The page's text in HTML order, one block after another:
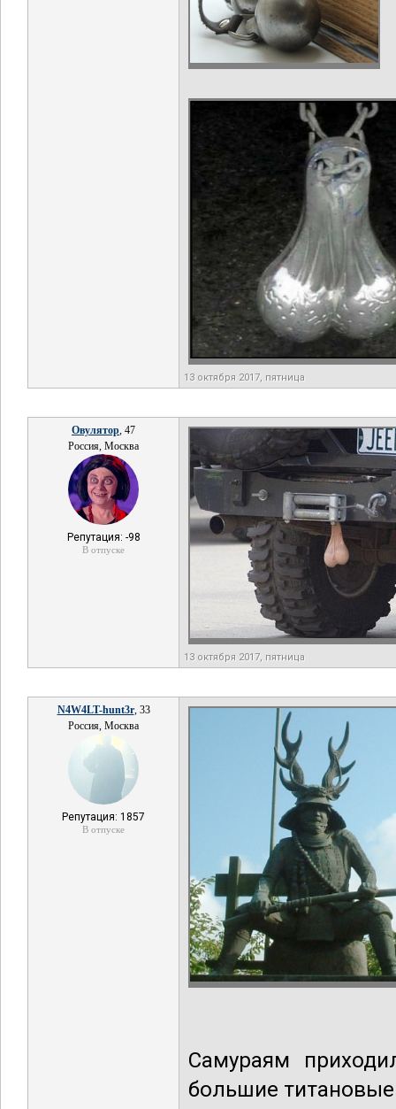
13 октября 2017, пятница
Овулятор, 47
Россия, Москва
Репутация: -98
В отпуске
13 октября 2017, пятница
N4W4LT-hunt3r, 33
Россия, Москва
Репутация: 1857
В отпуске
Самураям
большие